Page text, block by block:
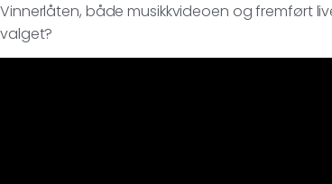
Vinnerlåten, både musikkvideoen og fremført
valget?